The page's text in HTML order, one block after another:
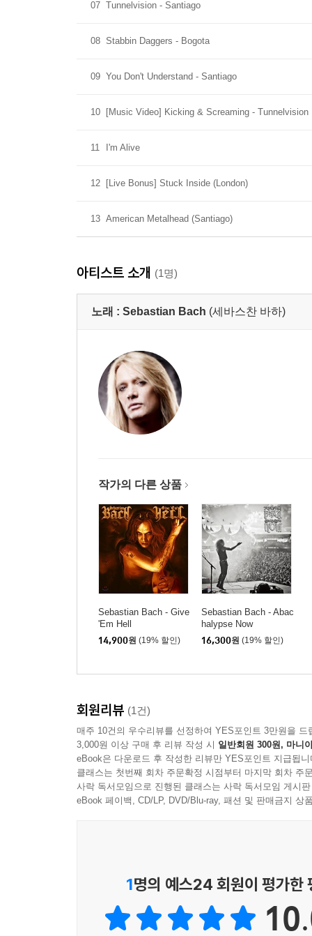
07 Tunnelvision - Santiago
08 Stabbin Daggers - Bogota
09 You Don't Understand - Santiago
10 [Music Video] Kicking & Screaming - Tunnelvision
11 I'm Alive
12 [Live Bonus] Stuck Inside (London)
13 American Metalhead (Santiago)
아티스트 소개 (1명)
노래 : Sebastian Bach (세바스찬 바하)
작가의 다른 상품
Sebastian Bach - Give
'Em Hell
14,900원 (19% 할인)
Sebastian Bach - Abac
halypse Now
16,300원 (19% 할인)
회원리뷰 (1건)
매주 10건의 우수리뷰를 선정하여 YES포인트 3만원을 드
3,000원 이상 구매 후 리뷰 작성 시 일반회원 300원, 마니
eBook은 다운로드 후 작성한 리뷰만 YES포인트 지급됩니
클래스는 첫번째 회차 주문확정 시점부터 마지막 회차 주
사락 독서모임으로 진행된 클래스는 사락 독서모임 게시
eBook 페이백, CD/LP, DVD/Blu-ray, 패션 및 판매금지 상
1명의 예스24 회원이 평가한